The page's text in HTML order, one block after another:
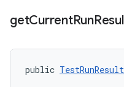
getCurrentRun
public TestRunResult